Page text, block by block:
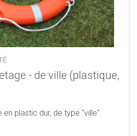
- de ville (plastique,
plastic dur, de type "ville".